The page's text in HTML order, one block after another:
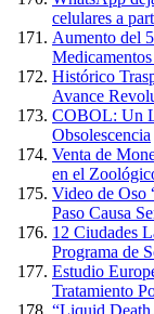
celulares a
Aumento del
Histórico
Avance
COBOL: Un
Obsolescencia
Venta de
en el
Video de Oso
Paso Causa
12 Ciudades
Programa de
Estudio
Tratamiento
“Liquid